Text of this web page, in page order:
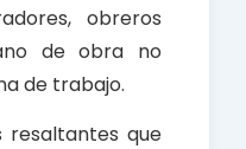
obreros
de obra no
de trabajo.
resaltantes que